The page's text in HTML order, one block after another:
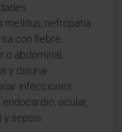
mellitus, nefropatía
con fiebre,
o abdominal,
y disuria-
infecciones
ocular,
y sepsis